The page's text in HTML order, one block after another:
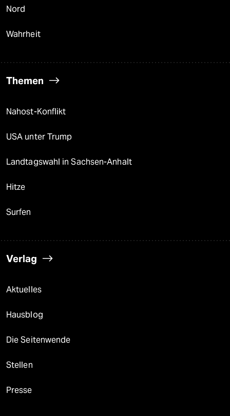
Nord
Wahrheit
Themen
Nahost-Konflikt
USA unter Trump
Landtagswahl in Sachsen-Anhalt
Hitze
Surfen
Verlag
Aktuelles
Hausblog
Die Seitenwende
Stellen
Presse